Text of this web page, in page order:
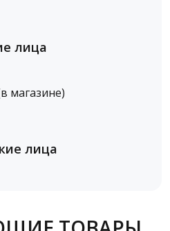
лица
магазине)
лица